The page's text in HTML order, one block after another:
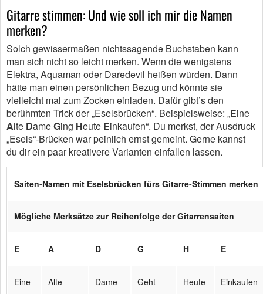
Gitarre stimmen: Und wie soll ich mir die Namen
merken?
Solch gewissermaßen nichtssagende Buchstaben kann
man sich nicht so leicht merken. Wenn die wenigstens
Elektra, Aquaman oder Daredevil heißen würden. Dann
hätte man einen persönlichen Bezug und könnte sie
vielleicht mal zum Zocken einladen. Dafür gibt’s den
berühmten Trick der „Eselsbrücken“. Beispielsweise: „Eine
Alte DameGing Heute Einkaufen“. Du merkst, der Ausdruck
„Esels“-Brücken war peinlich ernst gemeint. Gerne kannst
du dir ein paar kreativere Varianten einfallen lassen.
Saiten-Namen mit Eselsbrücken fürs Gitarre-Stimmen merken
Mögliche Merksätze zur Reihenfolge der Gitarrensaiten
E A D G H E
Eine Alte Dame Geht Heute Einkaufen